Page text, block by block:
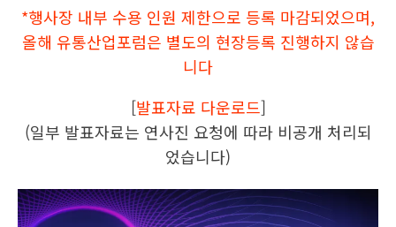
*행사장 내부 수용 인원 제한으로 등록 마감되었으며,
올해 유통산업포럼은 별도의 현장등록 진행하지 않습
니다
[발표자료 다운로드]
(일부 발표자료는 연사진 요청에 따라 비공개 처리되
었습니다)